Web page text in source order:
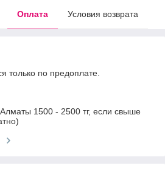
Оплата Условия возврата
только по предоплате.
1500 - 2500 тг, если свыше